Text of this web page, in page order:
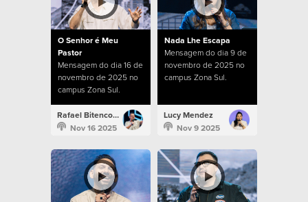
O Senhor é Meu
Pastor
Mensagem do dia 16 de
novembro de 2025 no
campus Zona Sul.
Rafael Bitencourt
Nov 16 2025
Nada Lhe Escapa
Mensagem do dia 9 de
novembro de 2025 no
campus Zona Sul.
Lucy Mendez
Nov 9 2025